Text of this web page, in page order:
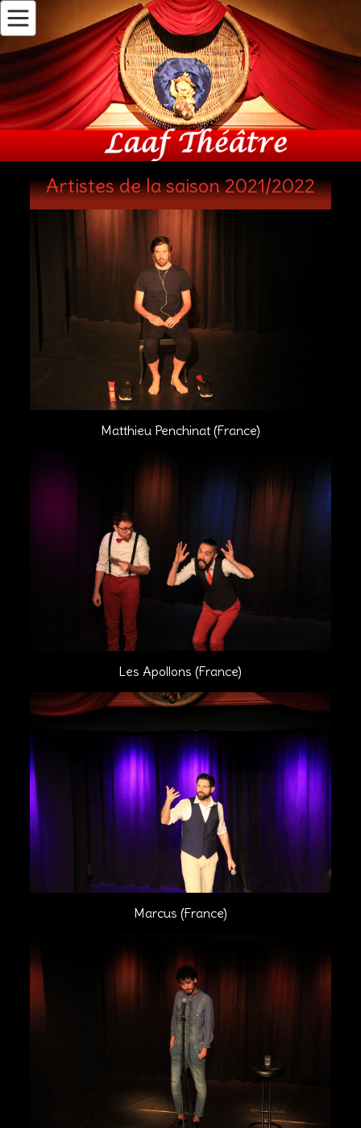
Artistes de la saison 2021/2022
Matthieu Penchinat (France)
Les Apollons (France)
Marcus (France)